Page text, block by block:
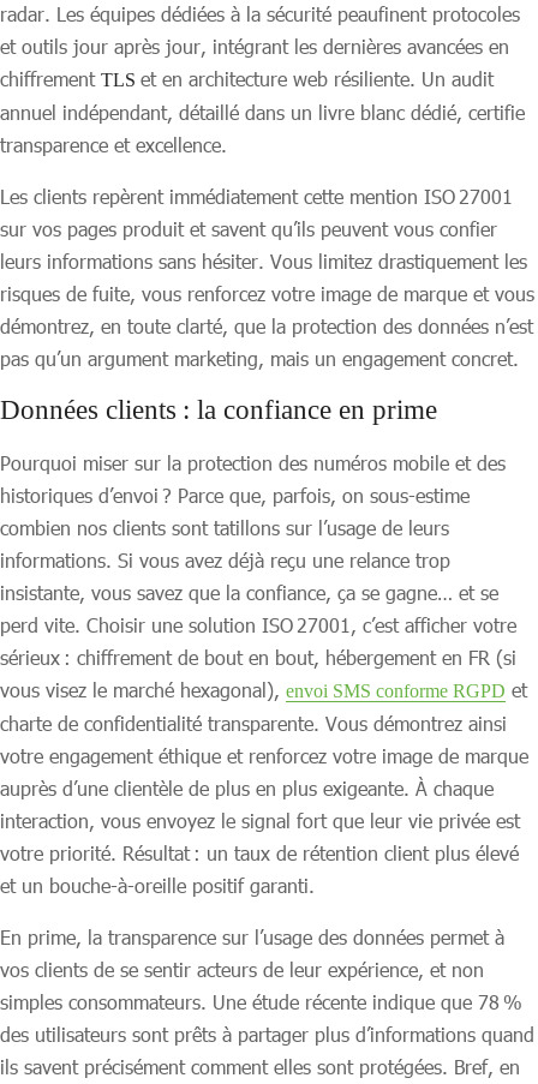
radar. Les équipes dédiées à la sécurité peaufinent protocoles
et outils jour après jour, intégrant les dernières avancées en
chiffrement TLS et en architecture web résiliente. Un audit
annuel indépendant, détaillé dans un livre blanc dédié, certifie
transparence et excellence.
Les clients repèrent immédiatement cette mention ISO 27001
sur vos pages produit et savent qu’ils peuvent vous confier
leurs informations sans hésiter. Vous limitez drastiquement les
risques de fuite, vous renforcez votre image de marque et vous
démontrez, en toute clarté, que la protection des données n’est
pas qu’un argument marketing, mais un engagement concret.
Données clients : la confiance en prime
Pourquoi miser sur la protection des numéros mobile et des
historiques d’envoi ? Parce que, parfois, on sous-estime
combien nos clients sont tatillons sur l’usage de leurs
informations. Si vous avez déjà reçu une relance trop
insistante, vous savez que la confiance, ça se gagne… et se
perd vite. Choisir une solution ISO 27001, c’est afficher votre
sérieux : chiffrement de bout en bout, hébergement en FR (si
vous visez le marché hexagonal), envoi SMS conforme RGPD et
charte de confidentialité transparente. Vous démontrez ainsi
votre engagement éthique et renforcez votre image de marque
auprès d’une clientèle de plus en plus exigeante. À chaque
interaction, vous envoyez le signal fort que leur vie privée est
votre priorité. Résultat : un taux de rétention client plus élevé
et un bouche‑à‑oreille positif garanti.
En prime, la transparence sur l’usage des données permet à
vos clients de se sentir acteurs de leur expérience, et non
simples consommateurs. Une étude récente indique que 78 %
des utilisateurs sont prêts à partager plus d’informations quand
ils savent précisément comment elles sont protégées. Bref, en